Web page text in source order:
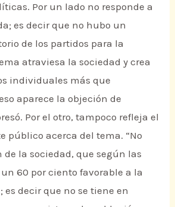
Por un lado no responde a
es decir que no hubo un
de los partidos para la
atraviesa la sociedad y crea
individuales más que
aparece la objeción de
Por el otro, tampoco refleja el
público acerca del tema. “No
la sociedad, que según las
60 por ciento favorable a la
decir que no se tiene en